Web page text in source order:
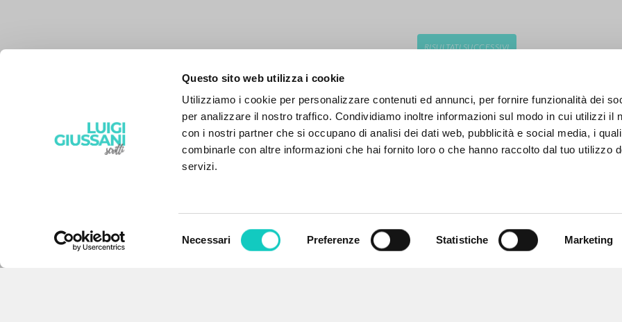
Questo sito web utilizza i cookie
Utilizziamo i cookie per personalizzare contenuti ed annunci, per fornire funzionalità dei
per analizzare il nostro traffico. Condividiamo inoltre informazioni sul modo in cui utilizzi il
con i nostri partner che si occupano di analisi dei dati web, pubblicità e social media, i
combinarle con altre informazioni che hai fornito loro o che hanno raccolto dal tuo utilizzo
servizi.
Necessari Preferenze Statistiche Marketing
RISULTATI SUCCESSIVI
IL PROGETTO NAVIGA LINGUA